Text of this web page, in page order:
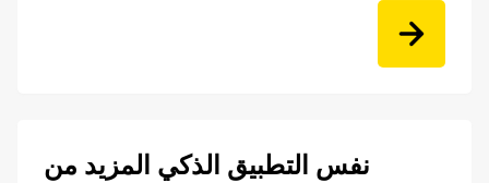
نفس التطبيق الذكي المزيد من